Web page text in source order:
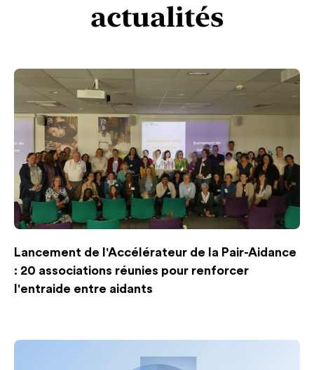
actualités
Lancement de l'Accélérateur de la Pair-Aidance
: 20 associations réunies pour renforcer
l'entraide entre aidants